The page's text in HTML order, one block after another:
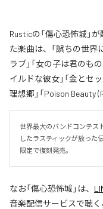
Rusticの「傷心恐怖城」
た楽曲は、「誤ちの世界
ラブ」「女の子は君のもの
イルドな彼女」「金とセ
理想郷」「Poison Beauty
世界最大のバンドコンテス
したラスティックが放った
限定で復刻発売。
なお「傷心恐怖城 」は、
音楽配信サービスで聴く